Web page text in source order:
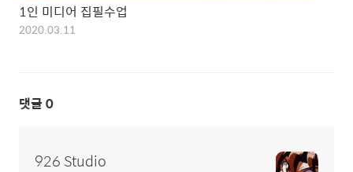
1인 미디어 집필수업
2020.03.11
댓글 0
926 Studio